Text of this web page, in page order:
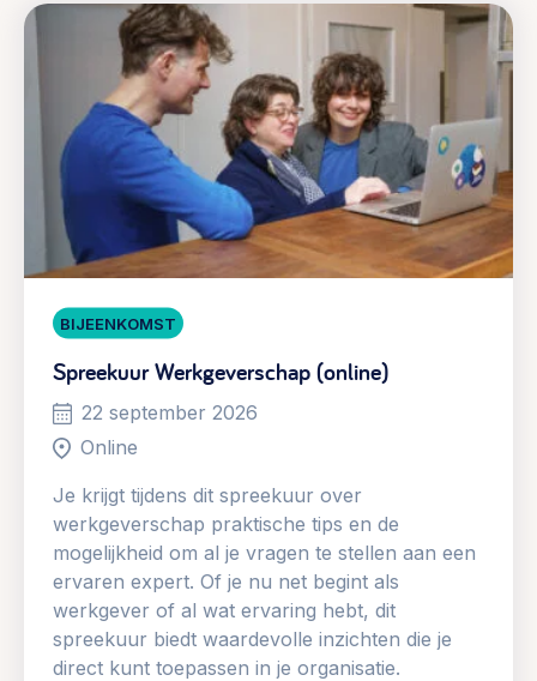
BIJEENKOMST
Spreekuur Werkgeverschap (online)
22 september 2026
Online
Je krijgt tijdens dit spreekuur over
werkgeverschap praktische tips en de
mogelijkheid om al je vragen te stellen aan een
ervaren expert. Of je nu net begint als
werkgever of al wat ervaring hebt, dit
spreekuur biedt waardevolle inzichten die je
direct kunt toepassen in je organisatie.